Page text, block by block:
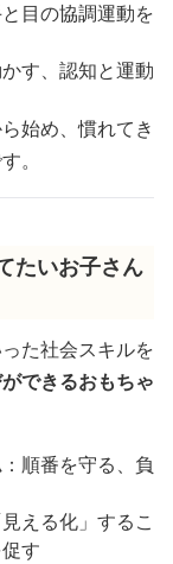
目の協調運動を
す、認知と運動
始め、慣れてき
。
たいお子さん
た社会スキルを
できるおもちゃ
：順番を守る、負
える化」するこ
す